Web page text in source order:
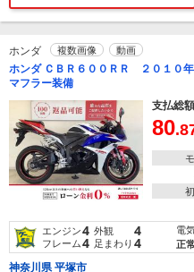
ホンダ 複数画像 動画
ホンダ ＣＢＲ６００ＲＲ ２０１０
マフラー装備
支払総額
80
エンジン4 外観 4
フレーム4 足まわり 4
電
正常
神奈川県 平塚市